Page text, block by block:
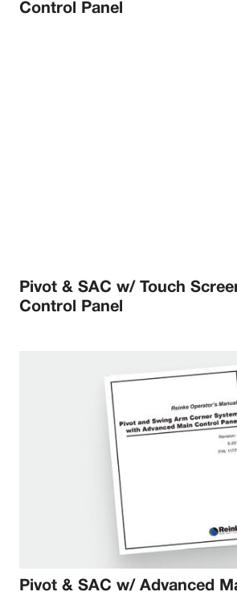
Control Panel
Pivot & SAC w/ Touch
Control Panel
Pivot & SAC w/ Advanced